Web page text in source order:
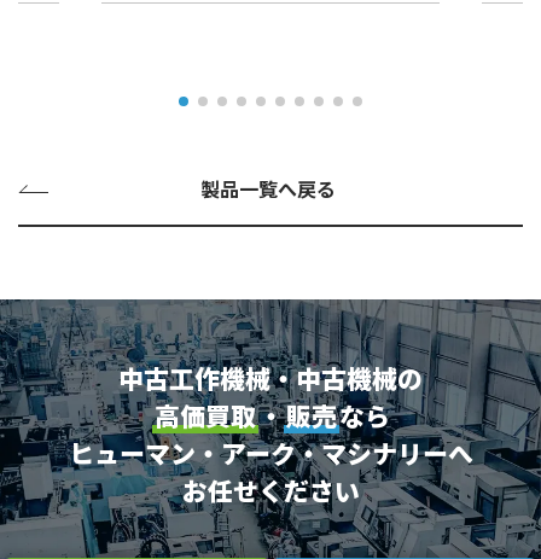
製品一覧へ戻る
中古工作機械・中古機械の
高価買取・販売なら
ヒューマン・アーク・マシナリーへ
お任せください